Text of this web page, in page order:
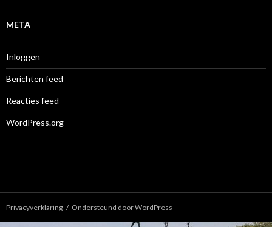
META
Inloggen
Berichten feed
Reacties feed
WordPress.org
Privacyverklaring Ondersteund door WordPress